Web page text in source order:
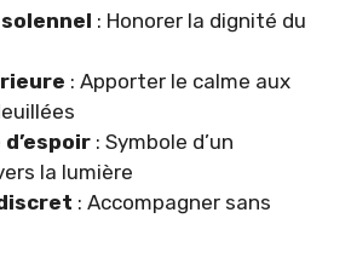
: Honorer la dignité du
: Apporter le calme aux
: Symbole d’un
la lumière
: Accompagner sans